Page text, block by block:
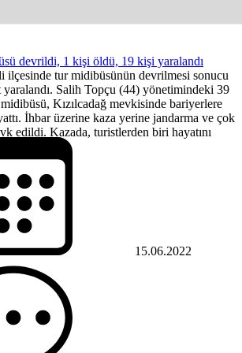
devrildi, 1 kişi öldü, 19 kişi yaralandı
ilçesinde tur midibüsünün devrilmesi sonucu
Salih Topçu (44) yönetimindeki 39
Kızılcadağ mevkisinde bariyerlere
İhbar üzerine kaza yerine jandarma ve çok
edildi. Kazada, turistlerden biri hayatını
15.06.2022